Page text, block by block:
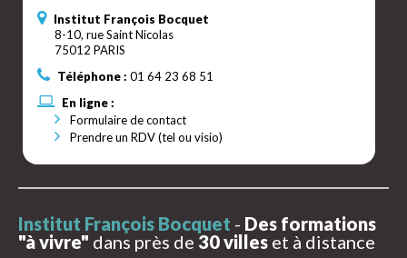
Institut François Bocquet
8-10, rue Saint Nicolas
75012 PARIS
Téléphone : 01 64 23 68 51
En ligne :
Formulaire de contact
Prendre un RDV (tel ou visio)
Institut François Bocquet - Des formations
"à vivre" dans près de 30 villes et à distance